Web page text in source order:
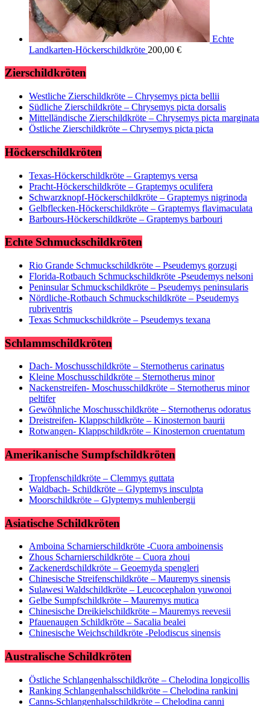
Echte
Landkarten-Höckerschildkröte 200,00 €
Zierschildkröten
Westliche Zierschildkröte – Chrysemys picta bellii
Südliche Zierschildkröte – Chrysemys picta dorsalis
Mittelländische Zierschildkröte – Chrysemys picta marginata
Östliche Zierschildkröte – Chrysemys picta picta
Höckerschildkröten
Texas-Höckerschildkröte – Graptemys versa
Pracht-Höckerschildkröte – Graptemys oculifera
Schwarzknopf-Höckerschildkröte – Graptemys nigrinoda
Gelbflecken-Höckerschildkröte – Graptemys flavimaculata
Barbours-Höckerschildkröte – Graptemys barbouri
Echte Schmuckschildkröten
Rio Grande Schmuckschildkröte – Pseudemys gorzugi
Florida-Rotbauch Schmuckschildkröte -Pseudemys nelsoni
Peninsular Schmuckschildkröte – Pseudemys peninsularis
Nördliche-Rotbauch Schmuckschildkröte – Pseudemys
rubriventris
Texas Schmuckschildkröte – Pseudemys texana
Schlammschildkröten
Dach- Moschusschildkröte – Sternotherus carinatus
Kleine Moschusschildkröte – Sternotherus minor
Nackenstreifen- Moschusschildkröte – Sternotherus minor
peltifer
Gewöhnliche Moschusschildkröte – Sternotherus odoratus
Dreistreifen- Klappschildkröte – Kinosternon baurii
Rotwangen- Klappschildkröte – Kinosternon cruentatum
Amerikanische Sumpfschildkröten
Tropfenschildkröte – Clemmys guttata
Waldbach- Schildkröte – Glyptemys insculpta
Moorschildkröte – Glyptemys muhlenbergii
Asiatische Schildkröten
Amboina Scharnierschildkröte -Cuora amboinensis
Zhous Scharnierschildkröte – Cuora zhoui
Zackenerdschildkröte – Geoemyda spengleri
Chinesische Streifenschildkröte – Mauremys sinensis
Sulawesi Waldschildkröte – Leucocephalon yuwonoi
Gelbe Sumpfschildkröte – Mauremys mutica
Chinesische Dreikielschildkröte – Mauremys reevesii
Pfauenaugen Schildkröte – Sacalia bealei
Chinesische Weichschildkröte -Pelodiscus sinensis
Australische Schildkröten
Östliche Schlangenhalsschildkröte – Chelodina longicollis
Ranking Schlangenhalsschildkröte – Chelodina rankini
Canns-Schlangenhalsschildkröte – Chelodina canni